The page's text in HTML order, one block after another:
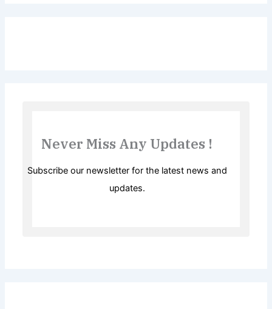
Never Miss Any Updates !
Subscribe our newsletter for the latest news and
updates.